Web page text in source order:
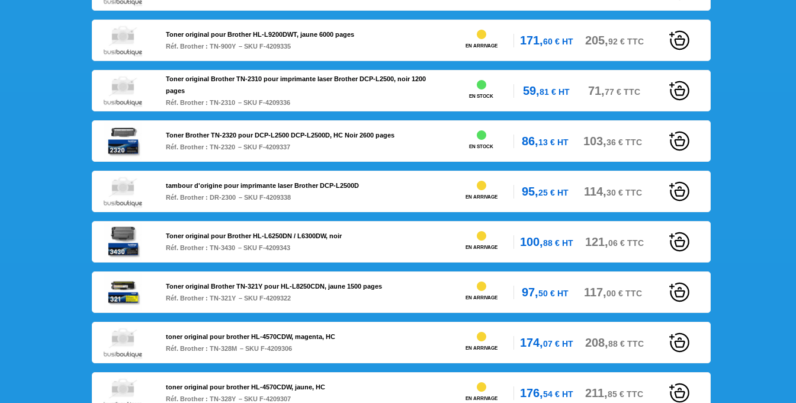
Toner original pour Brother HL-L9200DWT, jaune 6000 pages
Réf. Brother : TN-900Y – SKU F-4209335 EN ARRIVAGE 171,60€HT 205,92 €TTC
Toner original Brother TN-2310 pour imprimante laser Brother DCP-L2500, noir 1200
pages
Réf. Brother : TN-2310 – SKU F-4209336
EN STOCK 59,81 € HT 71,77 € TTC
Toner Brother TN-2320 pour DCP-L2500 DCP-L2500D, HC Noir 2600 pages
Réf. Brother : TN-2320 – SKU F-4209337 EN STOCK 86,13€HT 103,36€TTC
tambour d'origine pour imprimante laser Brother DCP-L2500D
Réf. Brother : DR-2300 – SKU F-4209338 EN ARRIVAGE 95,25€HT 114,30€TTC
Toner original pour Brother HL-L6250DN / L6300DW, noir
Réf. Brother : TN-3430 – SKU F-4209343 EN ARRIVAGE 100,88€HT 121,06€TTC
Toner original Brother TN-321Y pour HL-L8250CDN, jaune 1500 pages
Réf. Brother : TN-321Y – SKU F-4209322 EN ARRIVAGE 97,50€HT 117,00€TTC
toner original pour brother HL-4570CDW, magenta, HC
Réf. Brother : TN-328M – SKU F-4209306 EN ARRIVAGE 174,07€HT 208,88€TTC
toner original pour brother HL-4570CDW, jaune, HC
Réf. Brother : TN-328Y – SKU F-4209307 EN ARRIVAGE 176,54 € HT 211,85 € TTC